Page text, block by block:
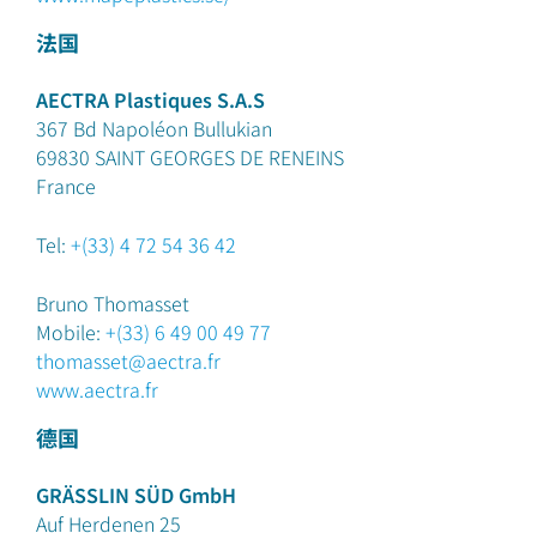
法国
AECTRA Plastiques S.A.S
367 Bd Napoléon Bullukian
69830 SAINT GEORGES DE RENEINS
France
Tel: +(33) 4 72 54 36 42
Bruno Thomasset
Mobile: +(33) 6 49 00 49 77
thomasset@aectra.fr
www.aectra.fr
德国
GRÄSSLIN SÜD GmbH
Auf Herdenen 25